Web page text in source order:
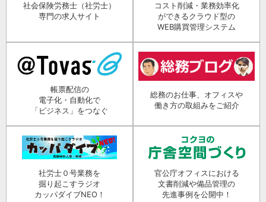
社会保険労務士（社労士）
専門の求人サイト
コスト削減・業務効率化
ができるクラウド型の
WEB購買管理システム
帳票配信の
電子化・自動化で
「ビジネス」をつなぐ
総務のお仕事、オフィスや
働き方の取組みをご紹介
社労士０号業務を
掘り起こすラジオ
カッパダイブNEO！
官公庁オフィスにおける
文書削減や備品管理の
先進事例を公開中！